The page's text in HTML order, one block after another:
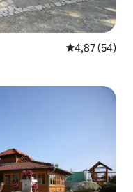
Note
4,87 (54)
aimés